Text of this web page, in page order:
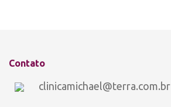
Contato
clinicamichael@terra.com.br